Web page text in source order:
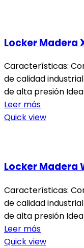
Locker Madera
Características:
de calidad
de alta presión
Leer más
Quick view
Locker Madera
Características:
de calidad
de alta presión
Leer más
Quick view